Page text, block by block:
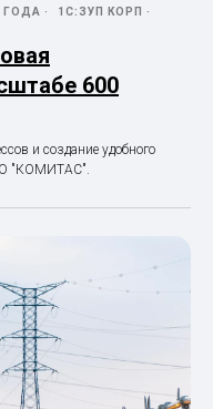
ГОДА
1С:ЗУП КОРП
600
и создание удобного
"КОМИТАС".